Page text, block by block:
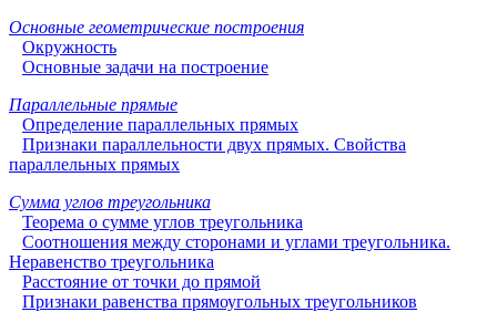
Основные геометрические построения
Окружность
Основные задачи на построение
Параллельные прямые
Определение параллельных прямых
Признаки параллельности двух прямых. Свойства
параллельных прямых
Сумма углов треугольника
Теорема о сумме углов треугольника
Соотношения между сторонами и углами треугольника.
Неравенство треугольника
Расстояние от точки до прямой
Признаки равенства прямоугольных треугольников